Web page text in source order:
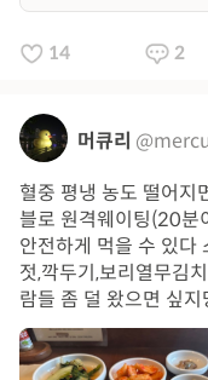
14 2
머큐리
혈중 평냉 농도 떨어지
블로 원격웨이팅(20분
안전하게 먹을 수 있다
젓,깍두기,보리열무
람들 좀 덜 왔으면 싶